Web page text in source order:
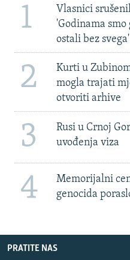
1
Vlasnici
'Godinama
ostali bez svega'
2
Kurti u
mogla trajati
otvoriti arhive
3
Rusi u Crnoj
uvođenja viza
4
Memorijalni
genocida
PRATITE NAS